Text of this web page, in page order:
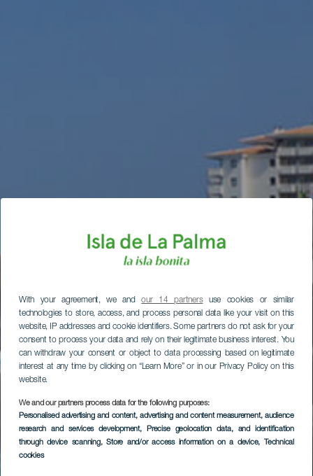
With your agreement, we andour 14 partnersuse cookies or similar
technologies to store, access, and process personal data like your visit on this
website, IP addresses and cookie identifiers. Some partners do not ask for your
consent to process your data and rely on their legitimate business interest. You
can withdraw your consent or object to data processing based on legitimate
interest at any time by clicking on “Learn More” or in our Privacy Policy on this
website.
We and our partners process data for the following purposes:
Personalised advertising and content, advertising and content measurement, audience
research and services development, Precise geolocation data, and identification
through device scanning, Store and/or access information on a device, Technical
cookies